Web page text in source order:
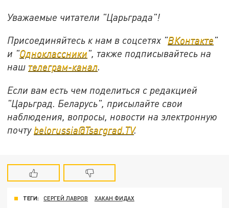
Уважаемые читатели "Царьграда"!
Присоединяйтесь к нам в соцсетях "ВКонтакте"
и "Одноклассники", также подписывайтесь на
наш телеграм-канал.
Если вам есть чем поделиться с редакцией
"Царьград. Беларусь", присылайте свои
наблюдения, вопросы, новости на электронную
почту belorussia@Tsargrad.TV.
ТЕГИ: СЕРГЕЙ ЛАВРОВ ХАКАН ФИДАХ